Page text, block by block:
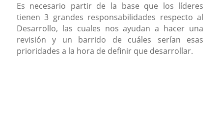
Es necesario partir de la base que los líderes
tienen 3 grandes responsabilidades respecto al
Desarrollo, las cuales nos ayudan a hacer una
revisión y un barrido de cuáles serían esas
prioridades a la hora de definir que desarrollar.